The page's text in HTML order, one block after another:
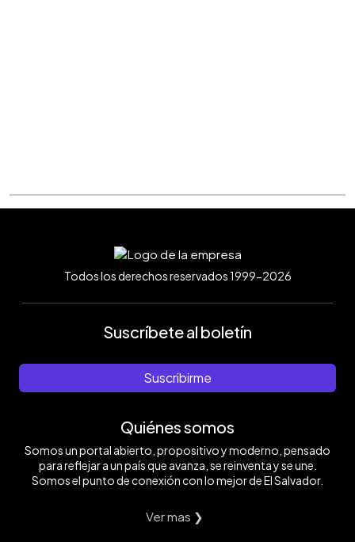
Todos los derechos reservados 1999-2026
Suscríbete al boletín
Suscribirme
Quiénes somos
Somos un portal abierto, propositivo y moderno, pensado
para reflejar a un país que avanza, se reinventa y se une.
Somos el punto de conexión con lo mejor de El Salvador.
Ver mas ❯